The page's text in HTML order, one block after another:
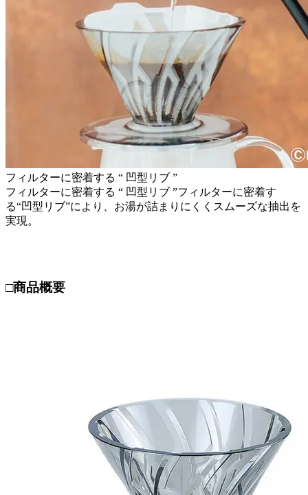
フィルターに密着する “ 凹型リブ ”
フィルターに密着する “ 凹型リブ ”フィルターに密着す
る“凹型リブ”により、お湯が詰まりにくくスムーズな抽出を
実現。
□商品概要